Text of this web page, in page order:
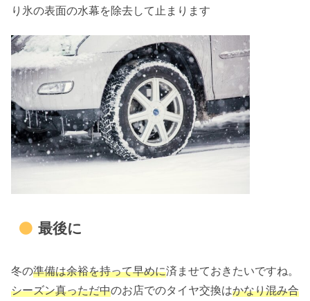
り氷の表面の水幕を除去して止まります
最後に
冬の準備は余裕を持って早めに済ませておきたいですね。
シーズン真っただ中のお店でのタイヤ交換はかなり混み合